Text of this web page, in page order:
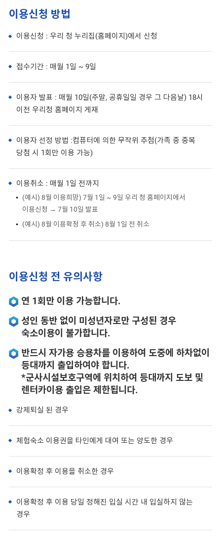
이용신청 방법
이용신청 : 우리 청 누리집(홈페이지)에서 신청
접수기간 : 매월 1일 ~ 9일
이용자 발표 : 매월 10일(주말, 공휴일일 경우 그 다음날) 18시
이전 우리청 홈페이지 게재
이용자 선정 방법 :컴퓨터에 의한 무작위 추첨(가족 중 중복
당첨 시 1회만 이용 가능)
이용취소 : 매월 1일 전까지
(예시) 8월 이용희망) 7월 1일 ~ 9일 우리 청 홈페이지에서
이용신청 → 7월 10일 발표
(예시) 8월 이용확정 후 취소) 8월 1일 전 취소
이용신청 전 유의사항
연 1회만 이용 가능합니다.
성인 동반 없이 미성년자로만 구성된 경우
숙소이용이 불가합니다.
반드시 자가용 승용차를 이용하여 도중에 하차없이
등대까지 출입하여야 합니다.
*군사시설보호구역에 위치하여 등대까지 도보 및
렌터카이용 출입은 제한됩니다.
강제퇴실 된 경우
체험숙소 이용권을 타인에게 대여 또는 양도한 경우
이용확정 후 이용을 취소한 경우
이용확정 후 이용 당일 정해진 입실 시간 내 입실하지 않는
경우